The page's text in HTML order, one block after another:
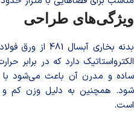
ویژگی‌های طراحی
بدنه بخاری
الکترواستاتیک دارد که در
ساده و مدرن آن باعث می‌شود با
شود. همچنین به دلیل وزن کم و
است.